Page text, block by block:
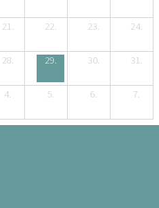
21. 22. 23. 24.
28. 29. 30. 31.
4. 5. 6. 7.